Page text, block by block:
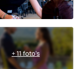
+ 11 foto's